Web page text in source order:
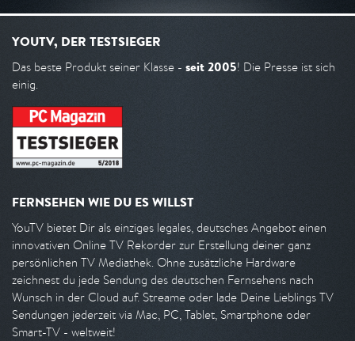
YOUTV, DER TESTSIEGER
Das beste Produkt seiner Klasse - seit 2005! Die Presse ist sich
einig.
FERNSEHEN WIE DU ES WILLST
YouTV bietet Dir als einziges legales, deutsches Angebot einen
innovativen Online TV Rekorder zur Erstellung deiner ganz
persönlichen TV Mediathek. Ohne zusätzliche Hardware
zeichnest du jede Sendung des deutschen Fernsehens nach
Wunsch in der Cloud auf. Streame oder lade Deine Lieblings TV
Sendungen jederzeit via Mac, PC, Tablet, Smartphone oder
Smart-TV - weltweit!